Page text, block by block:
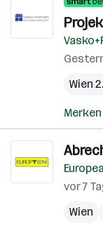
Wien
Merken
vor 7
Wien